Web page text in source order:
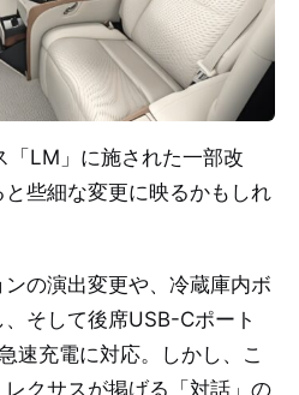
LM」に施された一部改
些細な変更に映るかもしれ
の演出変更や、冷蔵庫内ボ
そして後席USB-Cポート
速充電に対応。しかし、こ
クサスが掲げる「対話」の